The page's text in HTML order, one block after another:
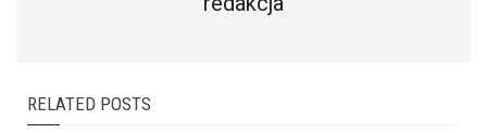
RELATED POSTS